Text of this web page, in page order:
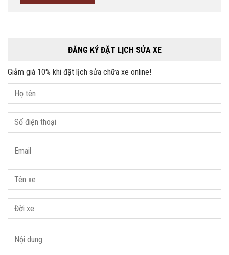
ĐĂNG KÝ ĐẶT LỊCH SỬA XE
Giảm giá 10% khi đặt lịch sửa chữa xe online!